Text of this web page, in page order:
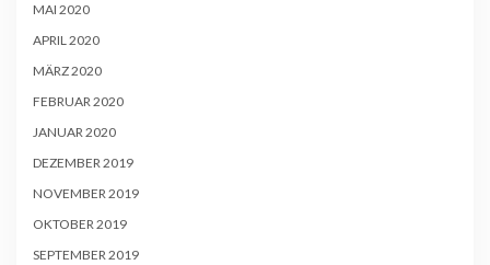
MAI 2020
APRIL 2020
MÄRZ 2020
FEBRUAR 2020
JANUAR 2020
DEZEMBER 2019
NOVEMBER 2019
OKTOBER 2019
SEPTEMBER 2019